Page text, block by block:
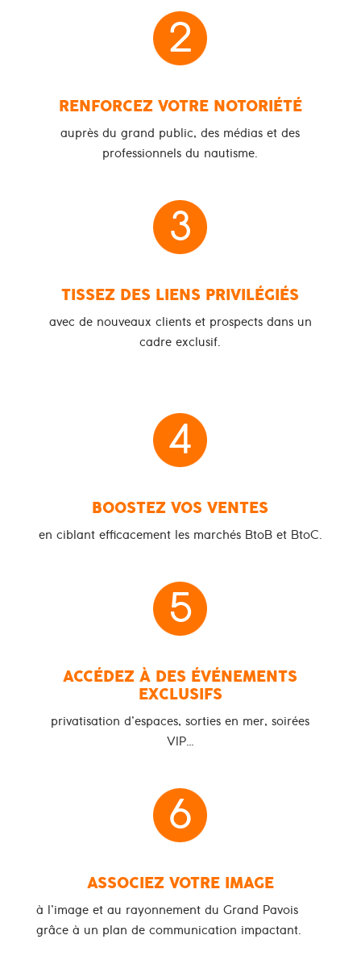
2
RENFORCEZ VOTRE NOTORIÉTÉ
auprès du grand public, des médias et des
professionnels du nautisme.
3
TISSEZ DES LIENS PRIVILÉGIÉS
avec de nouveaux clients et prospects dans un
cadre exclusif.
4
BOOSTEZ VOS VENTES
en ciblant efficacement les marchés BtoB et BtoC.
5
ACCÉDEZ À DES ÉVÉNEMENTS
EXCLUSIFS
privatisation d’espaces, sorties en mer, soirées
VIP…
6
ASSOCIEZ VOTRE IMAGE
à l’image et au rayonnement du Grand Pavois
grâce à un plan de communication impactant.